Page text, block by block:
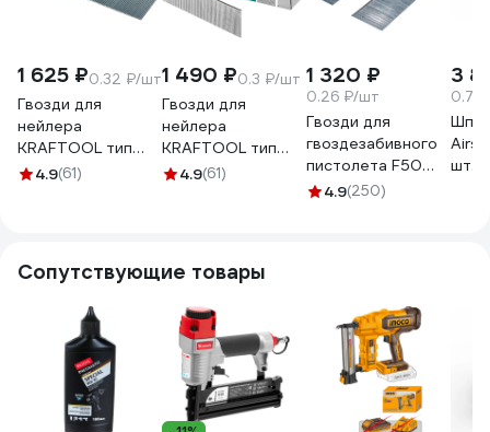
1 625 ₽0.32 ₽/шт
Гвозди для
нейлера
KRAFTOOL тип
18GA (47/300/F)
4.9(61)
1 490 ₽0.3 ₽/шт
Гвозди для
нейлера
KRAFTOOL тип
18GA (47/300/F)
4.9(61)
1 320 ₽
0.26 ₽/шт
Гвозди для
гвоздезабивного
пистолета F50
(1.05х1.25х35 мм;
4.9(250)
3
0.76
шт.
Сопутствующие товары